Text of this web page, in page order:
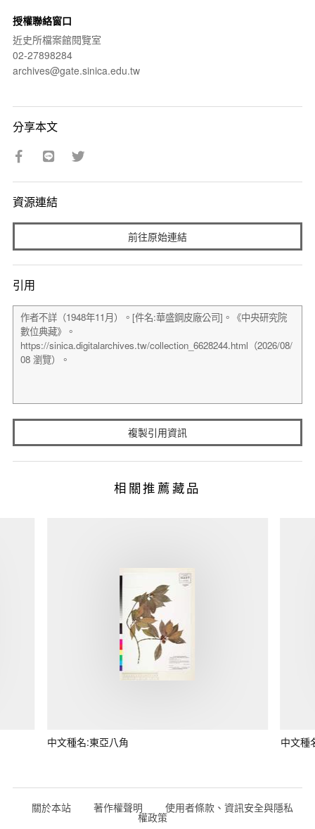
授權聯絡窗口
近史所檔案館閱覽室
02-27898284
archives@gate.sinica.edu.tw
分享本文
資源連結
前往原始連結
引用
複製引用資訊
相關推薦藏品
中文種名:東亞八角 中文種
關於本站 著作權聲明 使用者條款、資訊安全與隱私
權政策